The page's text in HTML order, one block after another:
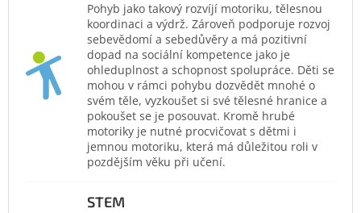
Pohyb jako takový rozvíjí motoriku, tělesnou
koordinaci a výdrž. Zároveň podporuje rozvoj
sebevědomí a sebedůvěry a má pozitivní
dopad na sociální kompetence jako je
ohleduplnost a schopnost spolupráce. Děti se
mohou v rámci pohybu dozvědět mnohé o
svém těle, vyzkoušet si své tělesné hranice a
pokoušet se je posouvat. Kromě hrubé
motoriky je nutné procvičovat s dětmi i
jemnou motoriku, která má důležitou roli v
pozdějším věku při učení.
STEM